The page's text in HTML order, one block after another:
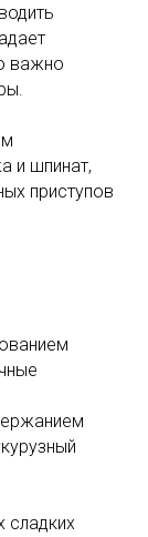
важно
и шпинат,
приступов
сладких